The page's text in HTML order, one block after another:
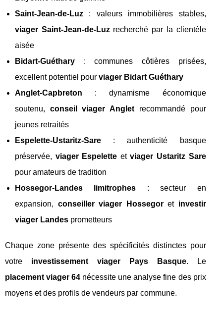
Saint-Jean-de-Luz : valeurs immobilières stables,
viager Saint-Jean-de-Luzrecherché par la clientèle
aisée
Bidart-Guéthary : communes côtières prisées,
excellent potentiel pour viager Bidart Guéthary
Anglet-Capbreton : dynamisme économique
soutenu, conseil viager Anglet recommandé pour
jeunes retraités
Espelette-Ustaritz-Sare : authenticité basque
préservée, viager Espelette etviager Ustaritz Sare
pour amateurs de tradition
Hossegor-Landes limitrophes : secteur en
expansion, conseiller viager Hossegoret investir
viager Landes prometteurs
Chaque zone présente des spécificités distinctes pour
votre investissement viager Pays Basque. Le
placement viager 64 nécessite une analyse fine des prix
moyens et des profils de vendeurs par commune.